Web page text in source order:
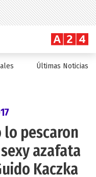
Últimas Noticias
lo pescaron
azafata
Kaczka